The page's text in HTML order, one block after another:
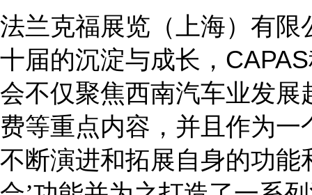
法兰克福展览（上海）有
十届的沉淀与成长， CAPAS
会不仅聚焦西南汽车业发
费等重点内容，并且作为一
不断演进和拓展自身的功能